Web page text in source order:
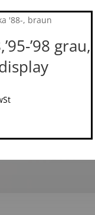
’98 grau,